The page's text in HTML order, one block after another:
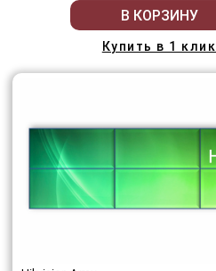
В КОРЗИНУ
Купить в 1 клик